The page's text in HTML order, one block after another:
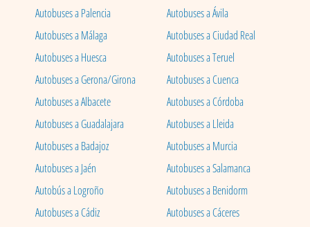
Autobuses a Palencia
Autobuses a Ávila
Autobuses a Málaga
Autobuses a Ciudad Real
Autobuses a Huesca
Autobuses a Teruel
Autobuses a Gerona/Girona
Autobuses a Cuenca
Autobuses a Albacete
Autobuses a Córdoba
Autobuses a Guadalajara
Autobuses a Lleida
Autobuses a Badajoz
Autobuses a Murcia
Autobuses a Jaén
Autobuses a Salamanca
Autobús a Logroño
Autobuses a Benidorm
Autobuses a Cádiz
Autobuses a Cáceres